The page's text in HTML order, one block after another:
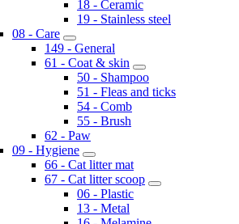
18 - Ceramic
19 - Stainless steel
08 - Care
149 - General
61 - Coat & skin
50 - Shampoo
51 - Fleas and ticks
54 - Comb
55 - Brush
62 - Paw
09 - Hygiene
66 - Cat litter mat
67 - Cat litter scoop
06 - Plastic
13 - Metal